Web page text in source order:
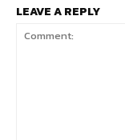
LEAVE A REPLY